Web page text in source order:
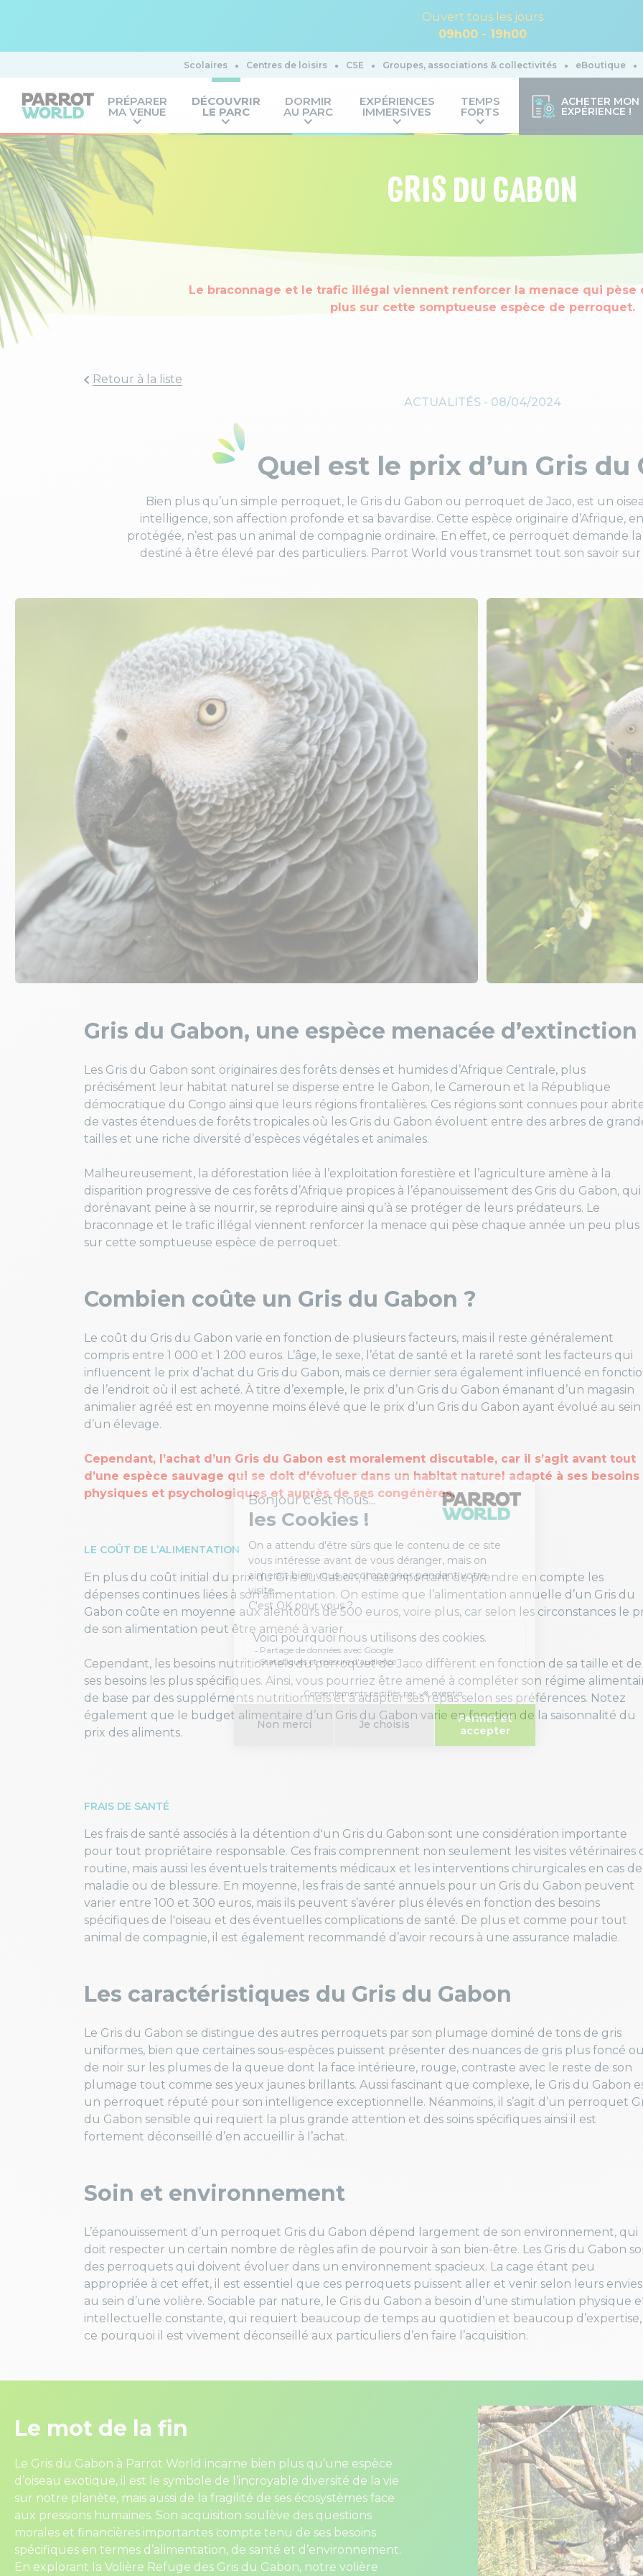
Ouvert tous les jours
09h00 - 19h00
Scolaires Centres de loisirs CSE Groupes, associations & collectivités eBoutique
PRÉPARER
MA VENUE
DÉCOUVRIR
LE PARC
DORMIR
AU PARC
EXPÉRIENCES
IMMERSIVES
TEMPS
FORTS
ACHETER MON
EXPÉRIENCE !
GRIS DU GABON
Le braconnage et le trafic illégal viennent renforcer la menace qui pèse
plus sur cette somptueuse espèce de perroquet.
Retour à la liste
ACTUALITÉS - 08/04/2024
Quel est le prix d’un Gris du
Bien plus qu’un simple perroquet, le Gris du Gabon ou perroquet de Jaco, est un
intelligence, son affection profonde et sa bavardise. Cette espèce originaire d’Afrique,
protégée, n’est pas un animal de compagnie ordinaire. En effet, ce perroquet demande
destiné à être élevé par des particuliers. Parrot World vous transmet tout son savoir
Gris du Gabon, une espèce menacée d’extinction
Les Gris du Gabon sont originaires des forêts denses et humides d’Afrique Centrale, plus
précisément leur habitat naturel se disperse entre le Gabon, le Cameroun et la République
démocratique du Congo ainsi que leurs régions frontalières. Ces régions sont connues pour
de vastes étendues de forêts tropicales où les Gris du Gabon évoluent entre des arbres de
tailles et une riche diversité d’espèces végétales et animales.
Malheureusement, la déforestation liée à l’exploitation forestière et l’agriculture amène à la
disparition progressive de ces forêts d’Afrique propices à l’épanouissement des Gris du Gabon, qui
dorénavant peine à se nourrir, se reproduire ainsi qu’à se protéger de leurs prédateurs. Le
braconnage et le trafic illégal viennent renforcer la menace qui pèse chaque année un peu plus
sur cette somptueuse espèce de perroquet.
Combien coûte un Gris du Gabon ?
Le coût du Gris du Gabon varie en fonction de plusieurs facteurs, mais il reste généralement
compris entre 1 000 et 1 200 euros. L’âge, le sexe, l’état de santé et la rareté sont les facteurs qui
influencent le prix d’achat du Gris du Gabon, mais ce dernier sera également influencé en
de l’endroit où il est acheté. À titre d’exemple, le prix d’un Gris du Gabon émanant d’un magasin
animalier agréé est en moyenne moins élevé que le prix d’un Gris du Gabon ayant évolué au sein
d’un élevage.
Cependant, l’achat d’un Gris du Gabon est moralement discutable, car il s’agit avant tout
d’une espèce sauvage qui se doit d’évoluer dans un habitat naturel adapté à ses besoins
physiques et psychologiques et auprès de ses congénères.
LE COÛT DE L’ALIMENTATION
En plus du coût initial du prix du Gris du Gabon, il est important de prendre en compte les
dépenses continues liées à son alimentation. On estime que l’alimentation annuelle d’un Gris du
Gabon coûte en moyenne aux alentours de 500 euros, voire plus, car selon les circonstances le
de son alimentation peut être amené à varier.
Cependant, les besoins nutritionnels du perroquet de Jaco diffèrent en fonction de sa taille et de
ses besoins les plus spécifiques. Ainsi, vous pourriez être amené à compléter son régime
de base par des suppléments nutritionnels et à adapter ses repas selon ses préférences. Notez
également que le budget alimentaire d’un Gris du Gabon varie en fonction de la saisonnalité du
prix des aliments.
FRAIS DE SANTÉ
Les frais de santé associés à la détention d'un Gris du Gabon sont une considération importante
pour tout propriétaire responsable. Ces frais comprennent non seulement les visites vétérinaires
routine, mais aussi les éventuels traitements médicaux et les interventions chirurgicales en cas de
maladie ou de blessure. En moyenne, les frais de santé annuels pour un Gris du Gabon peuvent
varier entre 100 et 300 euros, mais ils peuvent s’avérer plus élevés en fonction des besoins
spécifiques de l'oiseau et des éventuelles complications de santé. De plus et comme pour tout
animal de compagnie, il est également recommandé d’avoir recours à une assurance maladie.
Les caractéristiques du Gris du Gabon
Le Gris du Gabon se distingue des autres perroquets par son plumage dominé de tons de gris
uniformes, bien que certaines sous-espèces puissent présenter des nuances de gris plus foncé
de noir sur les plumes de la queue dont la face intérieure, rouge, contraste avec le reste de son
plumage tout comme ses yeux jaunes brillants. Aussi fascinant que complexe, le Gris du Gabon
un perroquet réputé pour son intelligence exceptionnelle. Néanmoins, il s’agit d’un perroquet
du Gabon sensible qui requiert la plus grande attention et des soins spécifiques ainsi il est
fortement déconseillé d’en accueillir à l’achat.
Soin et environnement
L’épanouissement d’un perroquet Gris du Gabon dépend largement de son environnement, qui
doit respecter un certain nombre de règles afin de pourvoir à son bien-être. Les Gris du Gabon
des perroquets qui doivent évoluer dans un environnement spacieux. La cage étant peu
appropriée à cet effet, il est essentiel que ces perroquets puissent aller et venir selon leurs envies
au sein d’une volière. Sociable par nature, le Gris du Gabon a besoin d’une stimulation physique
intellectuelle constante, qui requiert beaucoup de temps au quotidien et beaucoup d’expertise,
ce pourquoi il est vivement déconseillé aux particuliers d’en faire l’acquisition.
Le mot de la fin
Le Gris du Gabon à Parrot World incarne bien plus qu’une espèce
d’oiseau exotique, il est le symbole de l’incroyable diversité de la vie
sur notre planète, mais aussi de la fragilité de ses écosystèmes face
aux pressions humaines. Son acquisition soulève des questions
morales et financières importantes compte tenu de ses besoins
spécifiques en termes d’alimentation, de santé et d’environnement.
En explorant la Volière Refuge des Gris du Gabon, notre volière